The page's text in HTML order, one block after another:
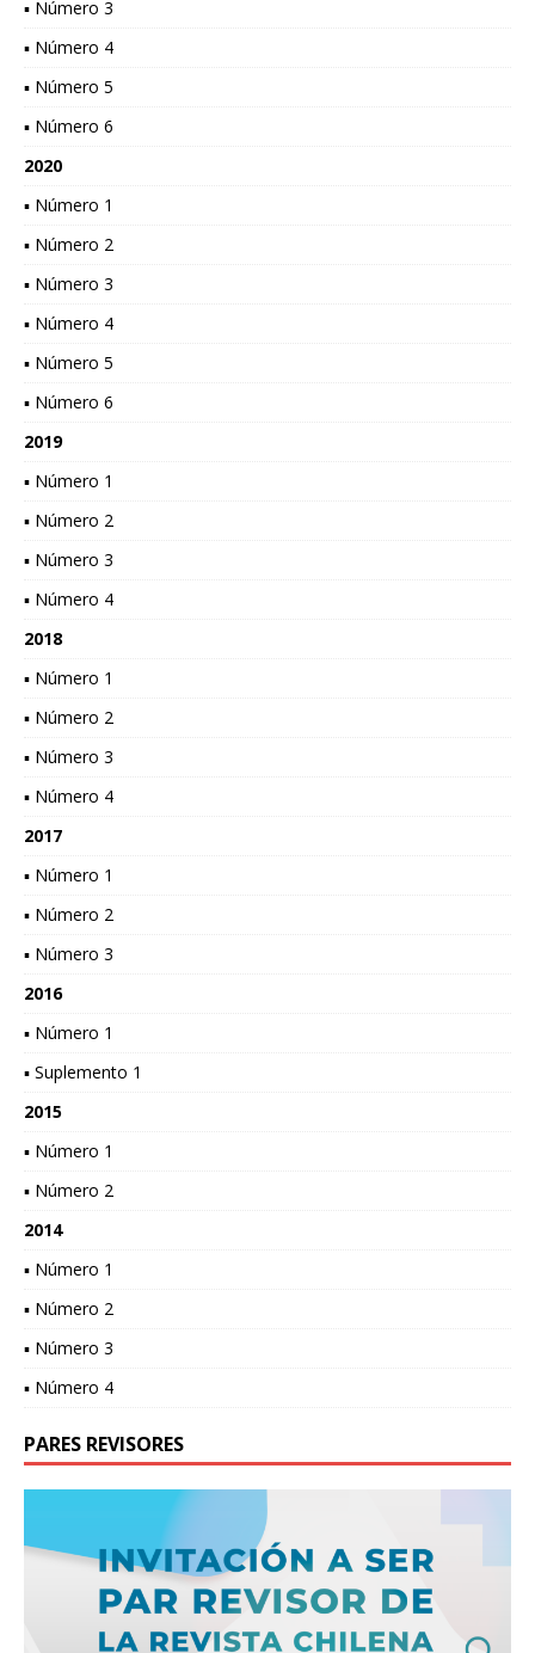
▪ Número 3
▪ Número 4
▪ Número 5
▪ Número 6
2020
▪ Número 1
▪ Número 2
▪ Número 3
▪ Número 4
▪ Número 5
▪ Número 6
2019
▪ Número 1
▪ Número 2
▪ Número 3
▪ Número 4
2018
▪ Número 1
▪ Número 2
▪ Número 3
▪ Número 4
2017
▪ Número 1
▪ Número 2
▪ Número 3
2016
▪ Número 1
▪ Suplemento 1
2015
▪ Número 1
▪ Número 2
2014
▪ Número 1
▪ Número 2
▪ Número 3
▪ Número 4
PARES REVISORES